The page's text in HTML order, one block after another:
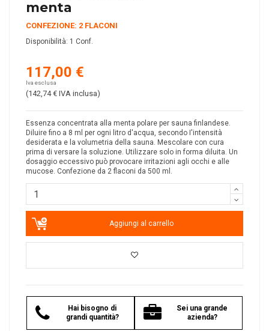
menta
CONFEZIONE: 2 FLACONI
Disponibilità: 1 Conf.
117,00 €
Iva esclusa
(142,74 € IVA inclusa)
Essenza concentrata alla menta polare per sauna finlandese.
Diluire fino a 8 ml per ogni litro d'acqua, secondo I'intensità
desiderata e la volumetria della sauna. Mescolare con cura
prima di versare la soluzione. Utilizzare solo in forma diluita. Un
dosaggio eccessivo può provocare irritazioni agli occhi e alle
mucose. Confezione da 2 flaconi da 500 ml.
Aggiungi al carrello
Hai bisogno di
grandi quantità?
Sei una grande
azienda?